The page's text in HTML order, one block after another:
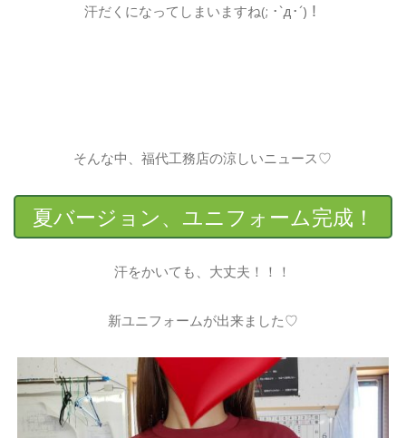
汗だくになってしまいますね(; ･`д･´)！
そんな中、福代工務店の涼しいニュース♡
夏バージョン、ユニフォーム完成！
汗をかいても、大丈夫！！！
新ユニフォームが出来ました♡